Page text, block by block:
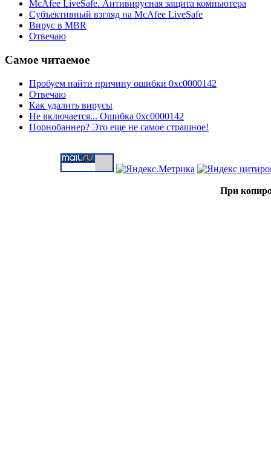
McAfee LiveSafe. Антивирусная защита компьютера
Субъективный взгляд на McAfee LiveSafe
Вирус в MBR
Отвечаю
Самое читаемое
Пробуем найти причину ошибки 0xc0000142
Отвечаю
Как удалить вирусы
Не включается... Ошибка 0xc0000142
Порнобаннер? Это еще не самое страшное!
При